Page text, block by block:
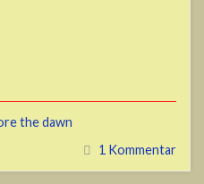
the dawn
1 Kommentar